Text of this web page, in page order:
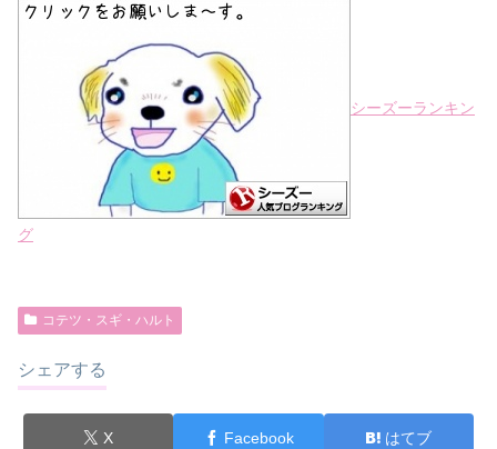
シーズーランキン
グ
コテツ・スギ・ハルト
シェアする
X Facebook はてブ